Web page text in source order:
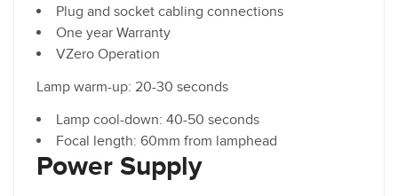
Plug and socket cabling connections
One year Warranty
VZero Operation
Lamp warm-up: 20-30 seconds
Lamp cool-down: 40-50 seconds
Focal length: 60mm from lamphead
Power Supply